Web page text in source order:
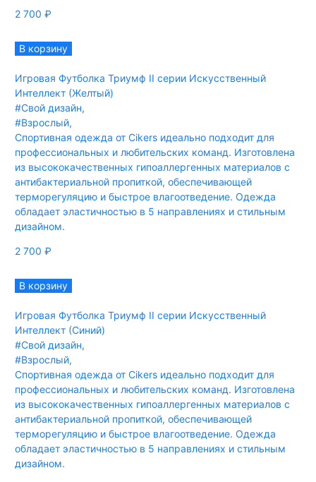
2 700 ₽
В корзину
Игровая Футболка Триумф II серии Искусственный
Интеллект (Желтый)
#Свой дизайн,
#Взрослый,
Спортивная одежда от Cikers идеально подходит для
профессиональных и любительских команд. Изготовлена
из высококачественных гипоаллергенных материалов с
антибактериальной пропиткой, обеспечивающей
терморегуляцию и быстрое влагоотведение. Одежда
обладает эластичностью в 5 направлениях и стильным
дизайном.
2 700 ₽
В корзину
Игровая Футболка Триумф II серии Искусственный
Интеллект (Синий)
#Свой дизайн,
#Взрослый,
Спортивная одежда от Cikers идеально подходит для
профессиональных и любительских команд. Изготовлена
из высококачественных гипоаллергенных материалов с
антибактериальной пропиткой, обеспечивающей
терморегуляцию и быстрое влагоотведение. Одежда
обладает эластичностью в 5 направлениях и стильным
дизайном.